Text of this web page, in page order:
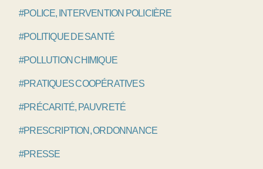
#POLICE, INTERVENTION POLICIÈRE
#POLITIQUE DE SANTÉ
#POLLUTION CHIMIQUE
#PRATIQUES COOPÉRATIVES
#PRÉCARITÉ, PAUVRETÉ
#PRESCRIPTION, ORDONNANCE
#PRESSE